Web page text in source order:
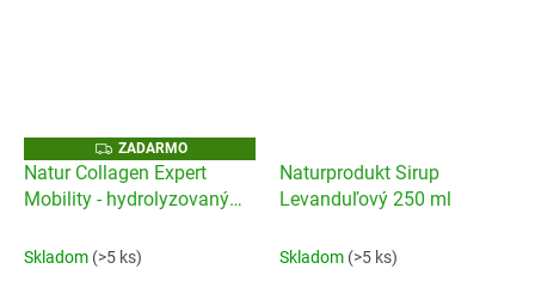
Z
A
D
A
R
O
ZADARMO
Natur Collagen Expert
Mobility - hydrolyzovaný
Skladom (>5 ks)
Naturprodukt Sirup
Levanduľový 250 ml
Skladom (>5 ks)